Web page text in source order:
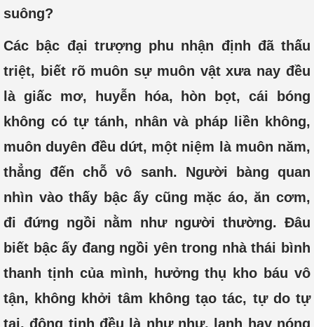
suông?
Các bậc đại trượng phu nhận định đã thấu
triệt, biết rõ muôn sự muôn vật xưa nay đều
là giấc mơ, huyễn hóa, hòn bọt, cái bóng
không có tự tánh, nhân và pháp liền không,
muôn duyên đều dứt, một niệm là muôn năm,
thẳng đến chỗ vô sanh. Người bàng quan
nhìn vào thấy bậc ấy cũng mặc áo, ăn cơm,
đi đứng ngồi nằm như người thường. Đâu
biết bậc ấy đang ngồi yên trong nhà thái bình
thanh tịnh của mình, hưởng thụ kho báu vô
tận, không khởi tâm không tạo tác, tự do tự
tại, động tịnh đều là như như, lạnh hay nóng